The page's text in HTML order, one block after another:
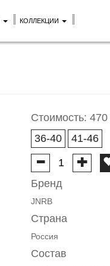
КОЛЛЕКЦИИ
Стоимость: 470
36-40
41-46
Бренд
JNRB
Страна
Россия
Состав